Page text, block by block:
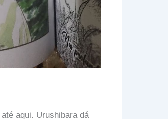
aqui. Urushibara dá